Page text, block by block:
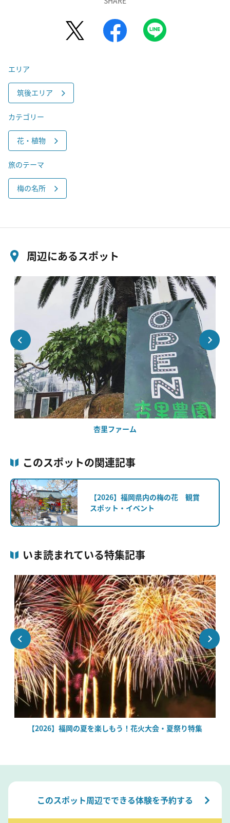
エリア
筑後エリア
カテゴリー
花・植物
旅のテーマ
梅の名所
周辺にあるスポット
杏里ファーム
このスポットの関連記事
【2026】福岡県内の梅の花 観賞
スポット・イベント
いま読まれている特集記事
【2026】福岡の夏を楽しもう！花火大会・夏祭り特集
このスポット周辺でできる体験を予約する